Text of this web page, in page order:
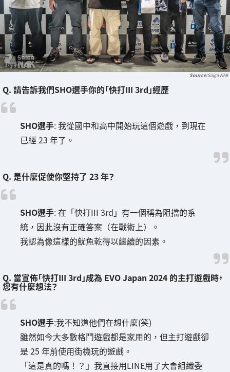
Saiga NAK
Q. 請告訴我們SHO選手你的「快打III 3rd」經歷
SHO選手: 我從國中和高中開始玩這個遊戲，到現在
已經 23 年了。
Q. 是什麼促使你堅持了 23 年？
SHO選手: 在「快打III 3rd」有一個稱為阻擋的系
統，因此沒有正確答案（在戰術上）。
我認為像這樣的魷魚乾得以繼續的因素。
Q. 當宣佈「快打III 3rd」成為 EVO Japan 2024 的主打遊戲時，
您有什麼想法？
SHO選手:我不知道他們在想什麼(笑)
雖然如今大多數格鬥遊戲都是家用的，但主打遊戲卻
是 25 年前使用街機玩的遊戲。
「這是真的嗎！？」我直接用LINE用了大會組織委